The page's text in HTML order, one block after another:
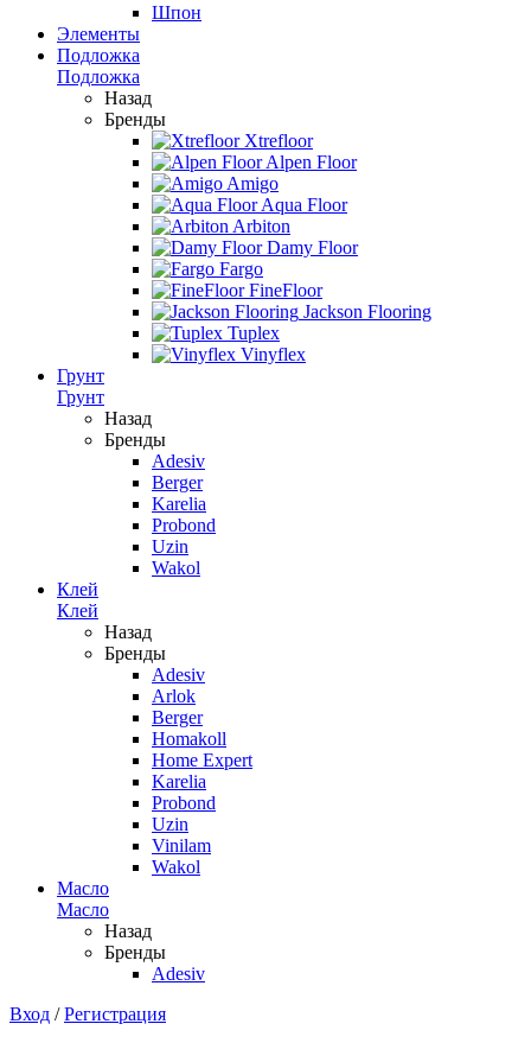
Шпон
Элементы
Подложка
Подложка
Назад
Бренды
Xtrefloor
Alpen Floor
Amigo
Aqua Floor
Arbiton
Damy Floor
Fargo
FineFloor
Jackson Flooring
Tuplex
Vinyflex
Грунт
Грунт
Назад
Бренды
Adesiv
Berger
Karelia
Probond
Uzin
Wakol
Клей
Клей
Назад
Бренды
Adesiv
Arlok
Berger
Homakoll
Home Expert
Karelia
Probond
Uzin
Vinilam
Wakol
Масло
Масло
Назад
Бренды
Adesiv
Вход /Регистрация